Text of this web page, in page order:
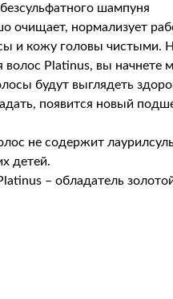
шампуня
очищает, нормализует
и кожу головы чистыми.
волос Platinus, вы начнете
будут выглядеть
появится новый
не содержит
детей.
– обладатель